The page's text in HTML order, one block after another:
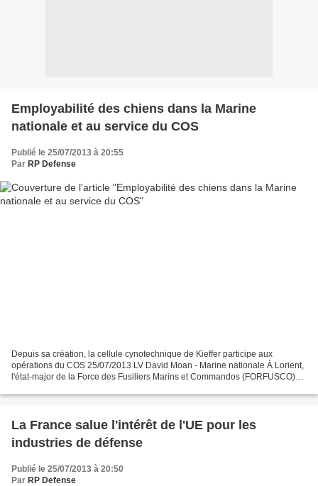
Employabilité des chiens dans la Marine
nationale et au service du COS
Publié le 25/07/2013 à 20:55
Par RP Defense
Depuis sa création, la cellule cynotechnique de Kieffer participe aux
opérations du COS 25/07/2013 LV David Moan - Marine nationale À Lorient,
l'état-major de la Force des Fusiliers Marins et Commandos (FORFUSCO)
La France salue l'intérêt de l'UE pour les
industries de défense
Publié le 25/07/2013 à 20:50
Par RP Defense